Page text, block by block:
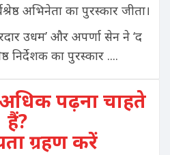
अभिनेता का पुरस्कार जीता।
उधम’ और अपर्णा सेन ने ‘द
निर्देशक का पुरस्कार ....
पढ़ना चाहते
हैं?
ग्रहण करें